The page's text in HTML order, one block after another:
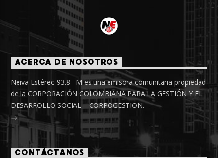
ACERCA DE NOSOTROS
Neiva Estéreo 93.8 FM es una emisora comunitaria propiedad
de la CORPORACIÓN COLOMBIANA PARA LA GESTIÓN Y EL
DESARROLLO SOCIAL – CORPOGESTION.
CONTÁCTANOS